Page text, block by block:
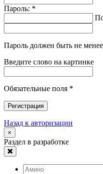
Пароль: *
Пароль должен быть не
Введите слово на картинке
Обязательные поля *
Регистрация
Назад к авторизации
×
Раздел в разработке